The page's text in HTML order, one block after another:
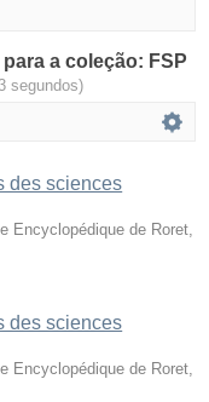
a coleção: FSP
segundos)
des sciences
Encyclopédique de Roret
des sciences
Encyclopédique de Roret